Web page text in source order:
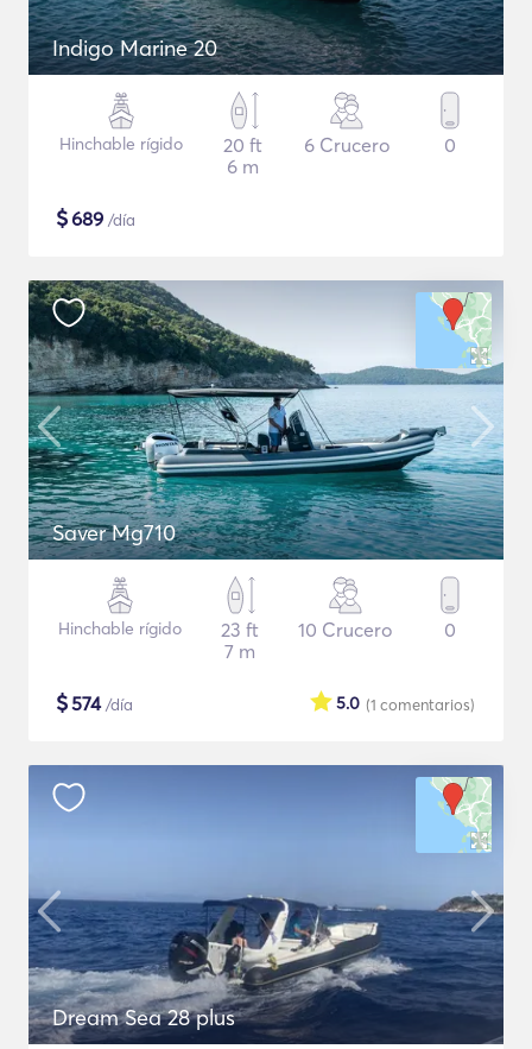
Indigo Marine 20
Hinchable rígido
20 ft
6 m
6 Crucero 0
$689 /día
Saver Mg710
Hinchable rígido
23 ft
7 m
10 Crucero 0
$574/día (1 comentarios)
5.0
Dream Sea 28 plus